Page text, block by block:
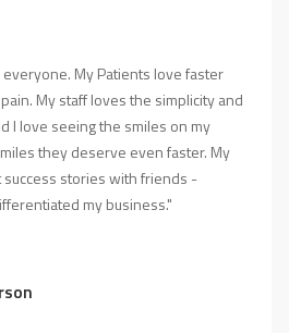
My Patients love faster
My staff loves the simplicity and
I love seeing the smiles on my
they deserve even faster. My
stories with friends -
my business.